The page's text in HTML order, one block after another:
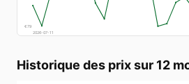
€79
2026-07-11
Historique des prix sur 12